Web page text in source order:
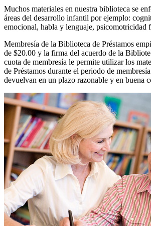
Muchos materiales en nuestra biblioteca se
áreas del desarrollo infantil por ejemplo:
emocional, habla y lenguaje, psicomotricidad
Membresía de la Biblioteca de Préstamos
de $20.00 y la firma del acuerdo de la
cuota de membresía le permite utilizar los
de Préstamos durante el periodo de
devuelvan en un plazo razonable y en buena